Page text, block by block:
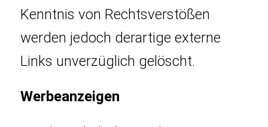
Kenntnis von Rechtsverstößen
werden jedoch derartige externe
Links unverzüglich gelöscht.
Werbeanzeigen